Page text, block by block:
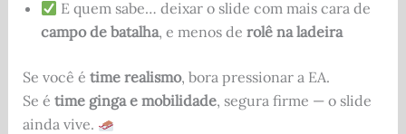
E quem sabe… deixar o slide com mais cara de
campo de batalha, e menos de rolê na ladeira
Se você é time realismo, bora pressionar a EA.
Se é time ginga e mobilidade, segura firme — o slide
ainda vive.